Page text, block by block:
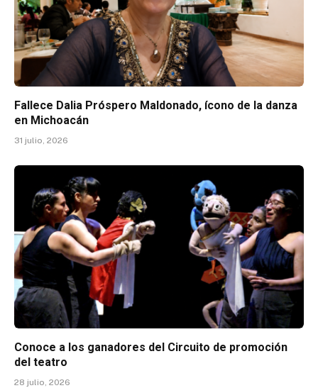
Fallece Dalia Próspero Maldonado, ícono de la danza
en Michoacán
31 julio, 2026
Conoce a los ganadores del Circuito de promoción
del teatro
28 julio, 2026